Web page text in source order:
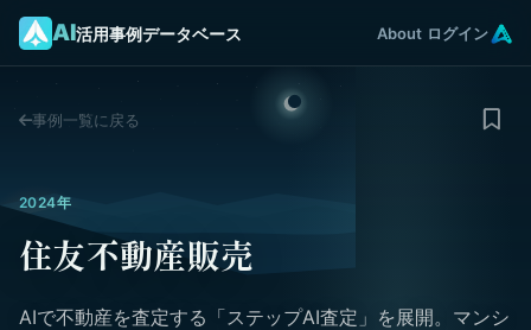
AI活用事例データベース About ログイン
事例一覧に戻る
2024年
住友不動産販売
AIで不動産を査定する「ステップAI査定」を展開。マンシ